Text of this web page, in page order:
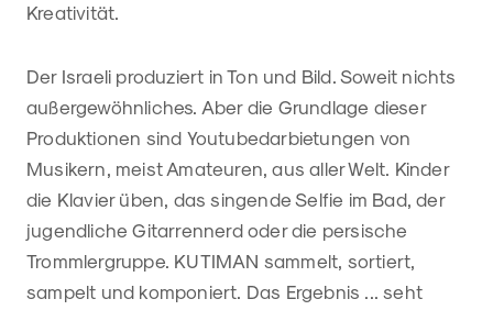
Kreativität.
Der Israeli produziert in Ton und Bild. Soweit nichts
außergewöhnliches. Aber die Grundlage dieser
Produktionen sind Youtubedarbietungen von
Musikern, meist Amateuren, aus aller Welt. Kinder
die Klavier üben, das singende Selfie im Bad, der
jugendliche Gitarrennerd oder die persische
Trommlergruppe. KUTIMAN sammelt, sortiert,
sampelt und komponiert. Das Ergebnis ... seht